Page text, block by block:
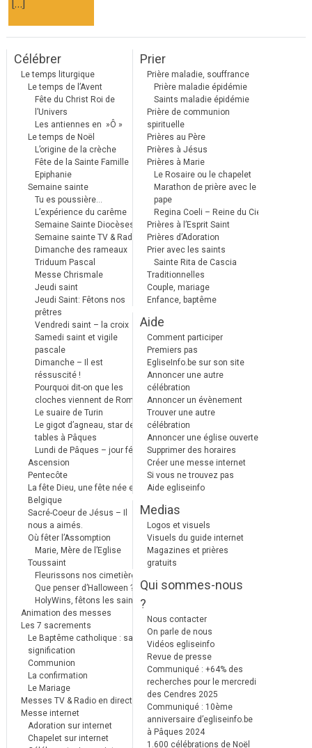
[…]
Célébrer
Le temps liturgique
Le temps de l’Avent
Fête du Christ Roi de
l’Univers
Les antiennes en »Ô »
Le temps de Noël
L’origine de la crèche
Fête de la Sainte Famille
Epiphanie
Semaine sainte
Tu es poussière…
L’expérience du carême
Semaine Sainte Diocèses
Semaine sainte TV & Radio
Dimanche des rameaux
Triduum Pascal
Messe Chrismale
Jeudi saint
Jeudi Saint: Fêtons nos
prêtres
Vendredi saint – la croix
Samedi saint et vigile
pascale
Dimanche – Il est
réssuscité !
Pourquoi dit-on que les
cloches viennent de Rome ?
Le suaire de Turin
Le gigot d’agneau, star des
tables à Pâques
Lundi de Pâques – jour férié
Ascension
Pentecôte
La fête Dieu, une fête née en
Belgique
Sacré-Coeur de Jésus – Il
nous a aimés.
Où fêter l’Assomption
Marie, Mère de l’Eglise
Toussaint
Fleurissons nos cimetières
Que penser d’Halloween ?
HolyWins, fêtons les saints !
Animation des messes
Les 7 sacrements
Le Baptême catholique : sa
signification
Communion
La confirmation
Le Mariage
Messes TV & Radio en direct
Messe internet
Adoration sur internet
Chapelet sur internet
Prier
Prière maladie, souffrance
Prière maladie épidémie
Saints maladie épidémie
Prière de communion
spirituelle
Prières au Père
Prières à Jésus
Prières à Marie
Le Rosaire ou le chapelet
Marathon de prière avec le
pape
Regina Coeli – Reine du Ciel
Prières à l’Esprit Saint
Prières d’Adoration
Prier avec les saints
Sainte Rita de Cascia
Traditionnelles
Couple, mariage
Enfance, baptême
Aide
Comment participer
Premiers pas
EgliseInfo.be sur son site
Annoncer une autre
célébration
Annoncer un évènement
Trouver une autre
célébration
Annoncer une église ouverte
Supprimer des horaires
Créer une messe internet
Si vous ne trouvez pas
Aide egliseinfo
Medias
Logos et visuels
Visuels du guide internet
Magazines et prières
gratuits
Qui sommes-nous
?
Nous contacter
On parle de nous
Vidéos egliseinfo
Revue de presse
Communiqué : +64% des
recherches pour le mercredi
des Cendres 2025
Communiqué : 10ème
anniversaire d’egliseinfo.be
à Pâques 2024
1.600 célébrations de Noël